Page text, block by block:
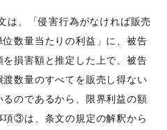
は、「侵害行為がなければ販売
数量当たりの利益」に、被告
損害額と推定した上で、被告
数量のすべてを販売し得ない
のであるから、限界利益の額
項③は、条文の規定の解釈から